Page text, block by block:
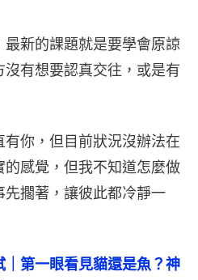
新的課題就是要學會原諒
有想要認真交往，或是有
你，但目前狀況沒辦法在
感覺，但我不知道怎麼做
先擱著，讓彼此都冷靜一
｜第一眼看見貓還是魚？神